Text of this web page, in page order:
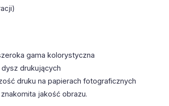
gama kolorystyczna
drukujących
druku na papierach fotograficznych
jakość obrazu.